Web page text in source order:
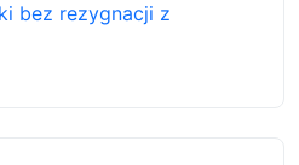
bez rezygnacji z